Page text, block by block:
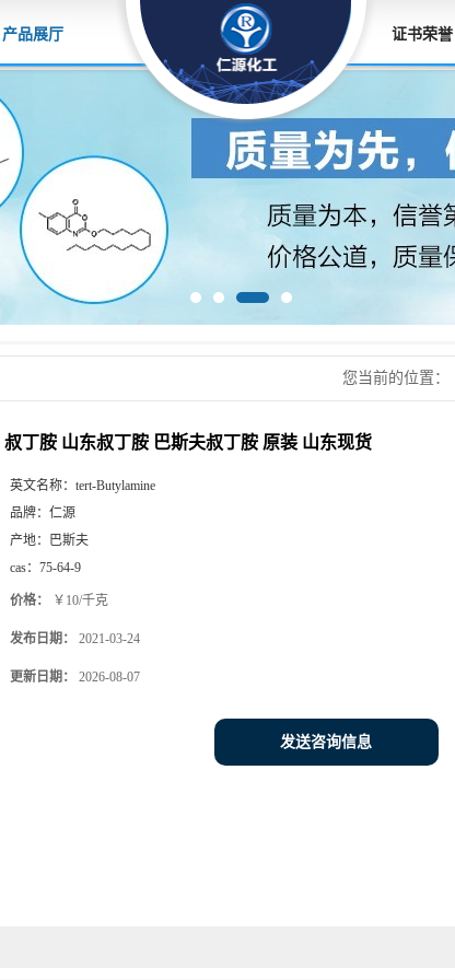
产品展厅 证书荣誉
您当前的位置：
叔丁胺 山东叔丁胺 巴斯夫叔丁胺 原装 山东现货
英文名称： tert-Butylamine
品牌： 仁源
产地：
巴斯夫
cas： 75-64-9
价格： ￥10/千克
发布日期： 2021-03-24
更新日期： 2026-08-07
发送咨询信息